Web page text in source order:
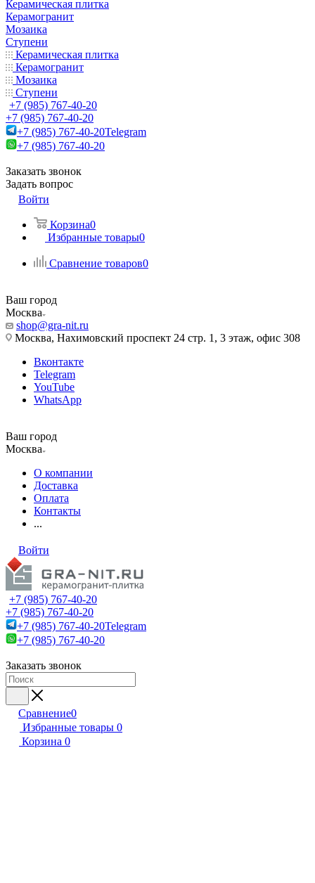
Керамическая плитка
Керамогранит
Мозаика
Ступени
Керамическая плитка
Керамогранит
Мозаика
Ступени
+7 (985) 767-40-20
+7 (985) 767-40-20
+7 (985) 767-40-20Telegram
+7 (985) 767-40-20
Заказать звонок
Задать вопрос
Войти
Корзина0
Избранные товары0
Сравнение товаров0
Ваш город
Москва
shop@gra-nit.ru
Москва, Нахимовский проспект 24 стр. 1, 3 этаж, офис 308
Вконтакте
Telegram
YouTube
WhatsApp
Ваш город
Москва
О компании
Доставка
Оплата
Контакты
...
Войти
+7 (985) 767-40-20
+7 (985) 767-40-20
+7 (985) 767-40-20Telegram
+7 (985) 767-40-20
Заказать звонок
Сравнение0
Избранные товары 0
Корзина 0